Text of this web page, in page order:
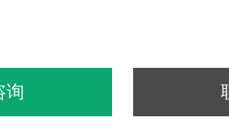
询